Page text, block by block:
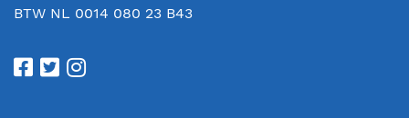
BTW NL 0014 080 23 B43